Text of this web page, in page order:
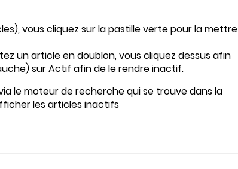
vous cliquez sur la pastille verte pour la mettre
un article en doublon, vous cliquez dessus afin
sur Actif afin de le rendre inactif.
le moteur de recherche qui se trouve dans la
les articles inactifs